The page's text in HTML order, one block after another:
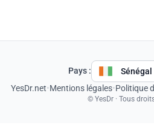
Pays :
YesDr.net•Mentions légales•Politique
© YesDr · Tous